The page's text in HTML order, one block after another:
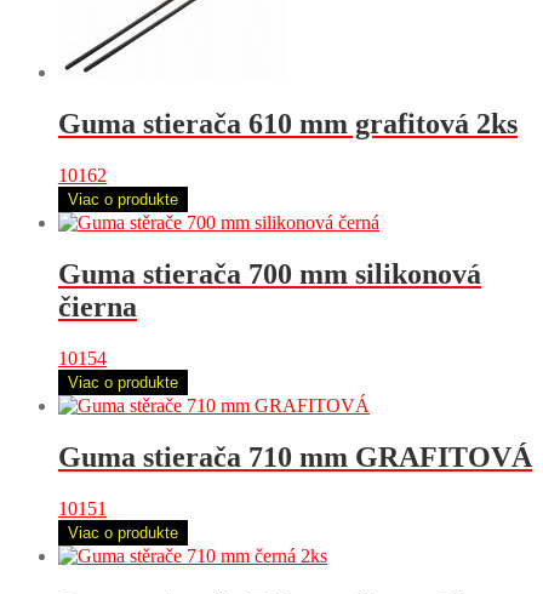
Guma stierača 610 mm grafitová 2ks
10162
Viac o produkte
Guma stierača 700 mm silikonová
čierna
10154
Viac o produkte
Guma stierača 710 mm GRAFITOVÁ
10151
Viac o produkte